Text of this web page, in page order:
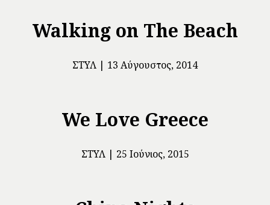
Walking on The Beach
ΣΤΥΛ 13 Αύγουστος, 2014
We Love Greece
ΣΤΥΛ 25 Ιούνιος, 2015